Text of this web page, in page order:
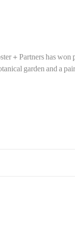
+ Partners has
garden and a